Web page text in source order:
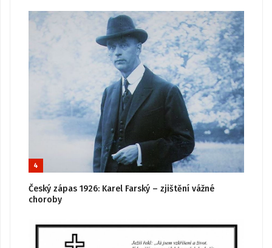
4
Český zápas 1926: Karel Farský – zjištění vážné
choroby